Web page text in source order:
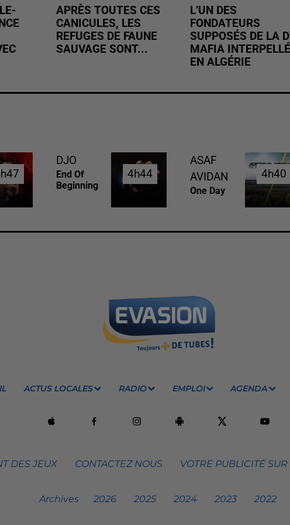
APRÈS TOUTES CES
CANICULES, LES
REFUGES DE FAUNE
SAUVAGE SONT...
L’UN DES
FONDATEURS
SUPPOSÉS DE LA
MAFIA INTERPELLÉ
EN ALGÉRIE
DJO
End Of
Beginning
4h44
4h44
ASAF
AVIDAN
One Day
4h40
4h40
ACTUS LOCALES RADIO EMPLOI AGENDA
DES JEUX CONTACTEZ NOUS VOTRE PUBLICITÉ
Archives 2026 2025 2024 2023 2022